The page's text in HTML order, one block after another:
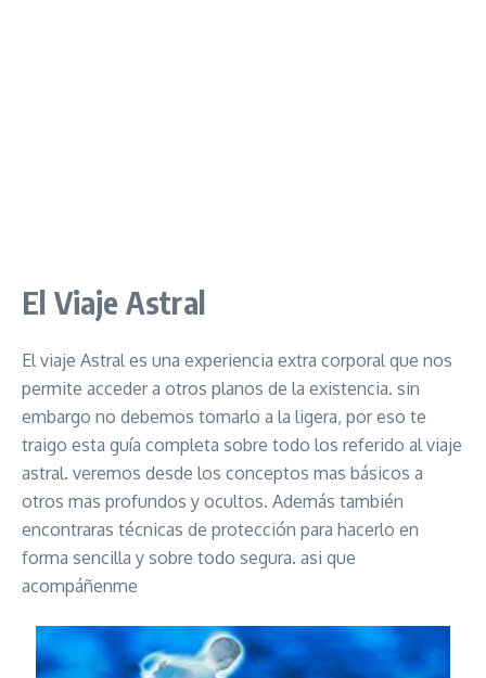
El Viaje Astral
El viaje Astral es una experiencia extra corporal que nos
permite acceder a otros planos de la existencia. sin
embargo no debemos tomarlo a la ligera, por eso te
traigo esta guía completa sobre todo los referido al viaje
astral. veremos desde los conceptos mas básicos a
otros mas profundos y ocultos. Además también
encontraras técnicas de protección para hacerlo en
forma sencilla y sobre todo segura. asi que
acompáñenme